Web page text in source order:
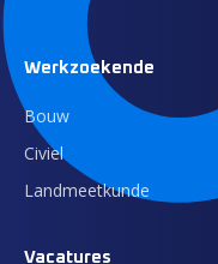
Werkzoekende
Bouw
Civiel
Landmeetkunde
Vacatures